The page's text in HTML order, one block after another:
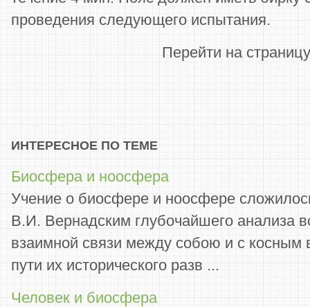
проведения следующего испытания.
Перейти на
ИНТЕРЕСНОЕ ПО ТЕМЕ
Биосфера и ноосфера
Учение о биосфере и ноосфере
В.И. Вернадским глубочайшего анализа
взаимной связи между собою и с
пути их исторического разв ...
Человек и биосфера